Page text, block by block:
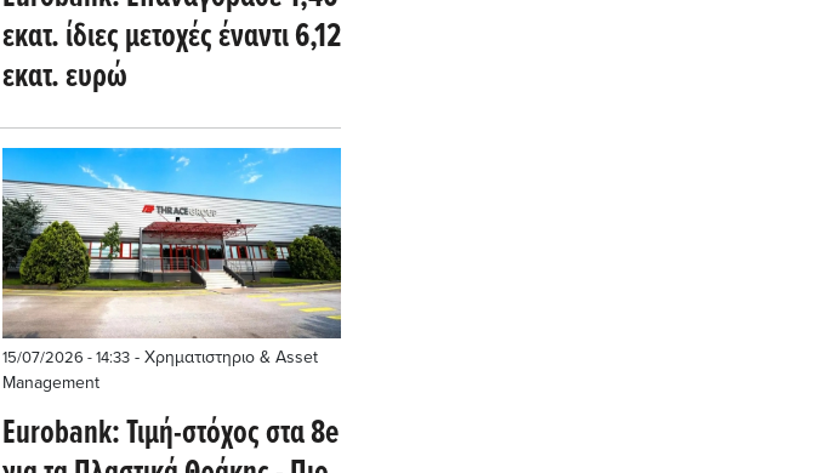
εκατ. ίδιες μετοχές έναντι 6,12
εκατ. ευρώ
15/07/2026 - 14:33- Χρηματιστηριο & Asset
Management
Eurobank: Τιμή-στόχος στα 8e